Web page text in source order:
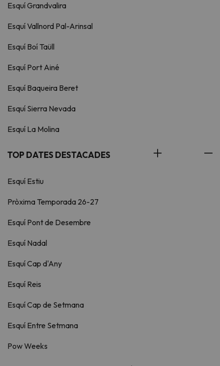
Esquí Grandvalira
Esquí Vallnord Pal-Arinsal
Esquí Boí Taüll
Esquí Port Ainé
Esquí Baqueira Beret
Esquí Sierra Nevada
Esquí La Molina
TOP DATES DESTACADES
Esquí Estiu
Pròxima Temporada 26-27
Esquí Pont de Desembre
Esquí Nadal
Esquí Cap d'Any
Esquí Reis
Esquí Cap de Setmana
Esquí Entre Setmana
Pow Weeks